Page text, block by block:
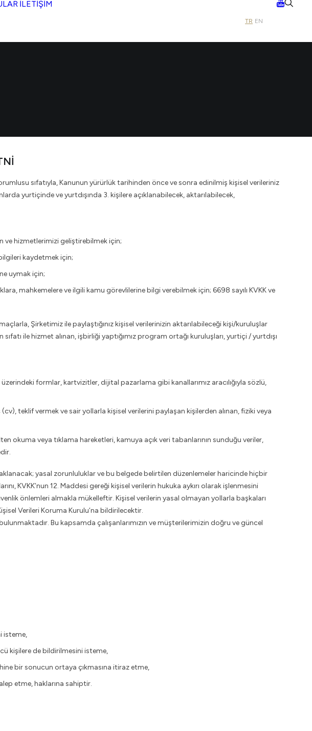
İLETİŞİM
TR EN
sıfatıyla, Kanunun yürürlük tarihinden önce ve sonra edinilmiş kişisel verileriniz
yurtiçinde ve yurtdışında 3. kişilere açıklanabilecek, aktarılabilecek,
ve hizmetlerimizi geliştirebilmek için;
kaydetmek için;
uymak için;
mahkemelere ve ilgili kamu görevlilerine bilgi verebilmek için; 6698 sayılı KVKK ve
Şirketimiz ile paylaştığınız kişisel verilerinizin aktarılabileceği kişi/kuruluşlar
ile hizmet alınan, işbirliği yaptığımız program ortağı kuruluşları, yurtiçi / yurtdışı
formlar, kartvizitler, dijital pazarlama gibi kanallarımız aracılığıyla sözlü,
teklif vermek ve sair yollarla kişisel verilerini paylaşan kişilerden alınan, fiziki veya
okuma veya tıklama hareketleri, kamuya açık veri tabanlarının sunduğu veriler,
yasal zorunluluklar ve bu belgede belirtilen düzenlemeler haricinde hiçbir
KVKK’nun 12. Maddesi gereği kişisel verilerin hukuka aykırı olarak işlenmesini
önlemleri almakla mükelleftir. Kişisel verilerin yasal olmayan yollarla başkaları
Verileri Koruma Kurulu’na bildirilecektir.
Bu kapsamda çalışanlarımızın ve müşterilerimizin doğru ve güncel
isteme,
kişilere de bildirilmesini isteme,
bir sonucun ortaya çıkmasına itiraz etme,
etme, haklarına sahiptir.